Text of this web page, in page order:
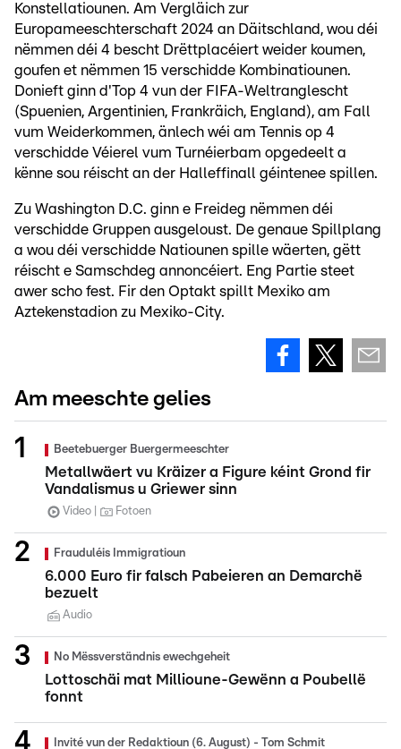
Konstellatiounen. Am Vergläich zur
Europameeschterschaft 2024 an Däitschland, wou déi
nëmmen déi 4 bescht Drëttplacéiert weider koumen,
goufen et nëmmen 15 verschidde Kombinatiounen.
Donieft ginn d'Top 4 vun der FIFA-Weltranglescht
(Spuenien, Argentinien, Frankräich, England), am Fall
vum Weiderkommen, änlech wéi am Tennis op 4
verschidde Véierel vum Turnéierbam opgedeelt a
kënne sou réischt an der Halleffinall géintenee spillen.
Zu Washington D.C. ginn e Freideg nëmmen déi
verschidde Gruppen ausgeloust. De genaue Spillplang
a wou déi verschidde Natiounen spille wäerten, gëtt
réischt e Samschdeg annoncéiert. Eng Partie steet
awer scho fest. Fir den Optakt spillt Mexiko am
Aztekenstadion zu Mexiko-City.
Am meeschte gelies
Beetebuerger Buergermeeschter
Metallwäert vu Kräizer a Figure kéint Grond fir
Vandalismus u Griewer sinn
Video Fotoen
Frauduléis Immigratioun
6.000 Euro fir falsch Pabeieren an Demarchë
bezuelt
Audio
No Mëssverständnis ewechgeheit
Lottoschäi mat Millioune-Gewënn a Poubellë
fonnt
Invité vun der Redaktioun (6. August) - Tom Schmit